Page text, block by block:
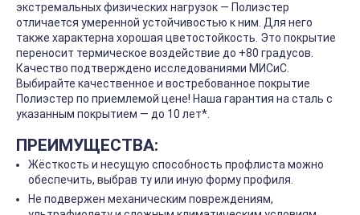
экстремальных физических нагрузок — Полиэстер
отличается умеренной устойчивостью к ним. Для него
также характерна хорошая цветостойкость. Это покрытие
переносит термическое воздействие до +80 градусов.
Качество подтверждено исследованиями МИСиС.
Выбирайте качественное и востребованное покрытие
Полиэстер по приемлемой цене! Наша гарантия на сталь с
указанным покрытием — до 10 лет*.
ПРЕИМУЩЕСТВА:
Жёсткость и несущую способность профлиста можно
обеспечить, выбрав ту или иную форму профиля.
Не подвержен механическим повреждениям,